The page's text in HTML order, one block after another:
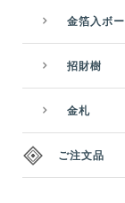
金箔入ボ
招財樹
金札
ご注文品